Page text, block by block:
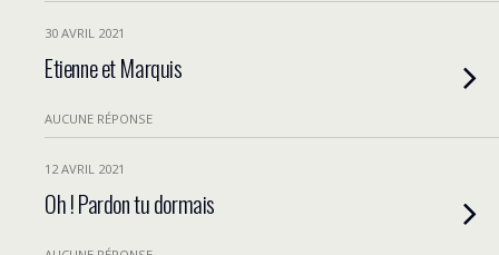
30 AVRIL 2021
Etienne et Marquis
AUCUNE RÉPONSE
12 AVRIL 2021
Oh ! Pardon tu dormais